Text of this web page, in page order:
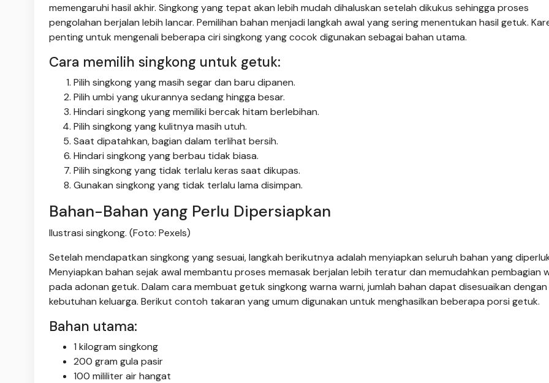
memengaruhi hasil akhir. Singkong yang tepat akan lebih mudah dihaluskan setelah dikukus sehingga proses
pengolahan berjalan lebih lancar. Pemilihan bahan menjadi langkah awal yang sering menentukan hasil getuk.
penting untuk mengenali beberapa ciri singkong yang cocok digunakan sebagai bahan utama.
Cara memilih singkong untuk getuk:
Pilih singkong yang masih segar dan baru dipanen.
Pilih umbi yang ukurannya sedang hingga besar.
Hindari singkong yang memiliki bercak hitam berlebihan.
Pilih singkong yang kulitnya masih utuh.
Saat dipatahkan, bagian dalam terlihat bersih.
Hindari singkong yang berbau tidak biasa.
Pilih singkong yang tidak terlalu keras saat dikupas.
Gunakan singkong yang tidak terlalu lama disimpan.
Bahan-Bahan yang Perlu Dipersiapkan
Ilustrasi singkong. (Foto: Pexels)
Setelah mendapatkan singkong yang sesuai, langkah berikutnya adalah menyiapkan seluruh bahan yang
Menyiapkan bahan sejak awal membantu proses memasak berjalan lebih teratur dan memudahkan pembagian
pada adonan getuk. Dalam cara membuat getuk singkong warna warni, jumlah bahan dapat disesuaikan dengan
kebutuhan keluarga. Berikut contoh takaran yang umum digunakan untuk menghasilkan beberapa porsi getuk.
Bahan utama:
1 kilogram singkong
200 gram gula pasir
100 mililiter air hangat